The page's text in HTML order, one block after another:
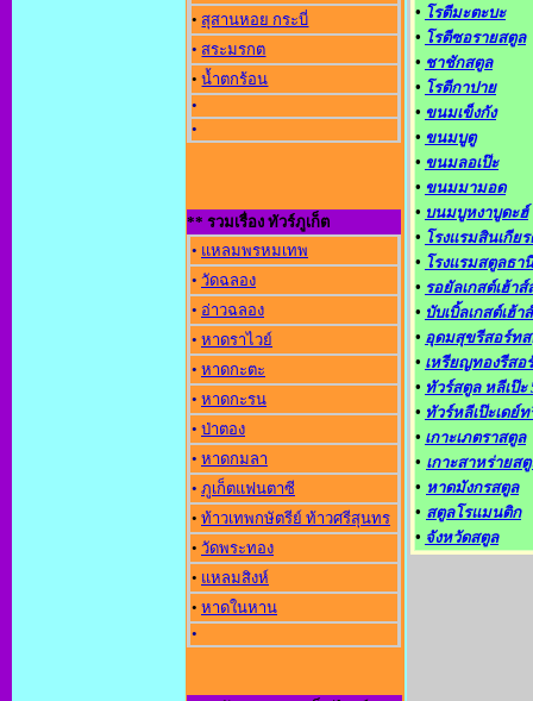
•สุสานหอย กระบี่
•สระมรกต
•น้ำตกร้อน
•
•
** รวมเรื่อง ทัวร์ภูเก็ต
• แหลมพรหมเทพ
• วัดฉลอง
• อ่าวฉลอง
• หาดราไวย์
• หาดกะตะ
• หาดกะรน
• ป่าตอง
• หาดกมลา
• ภูเก็ตแฟนตาซี
• ท้าวเทพกษัตรีย์ ท้าวศรีสุนทร
• วัดพระทอง
• แหลมสิงห์
• หาดในหาน
•
• โรตีมะตะบะ
• โรตีซอรายสตูล
• ชาชักสตูล
• โรตีกาปาย
• ขนมเข็งกัง
• ขนมบูตู
• ขนมลอเป๊ะ
• ขนมมามอด
• บนมบูหงาบูดะฮ์
• โรงแรมสินเกีย
• โรงแรมสตูลธานี
• รอยัลเกสต์เฮ้าส์
• บับเบิ้ลเกสต์เฮ้าส์
• อุดมสุขรีสอร์ท
• เหรียญทองรีสอ
• ทัวร์สตูล หลีเป๊ะ
• ทัวร์หลีเป๊ะเดย์ท
• เกาะเภตราสตูล
• เกาะสาหร่ายส
• หาดมังกรสตูล
• สตูลโรแมนติก
• จังหวัดสตูล